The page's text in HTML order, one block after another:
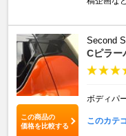
この商品の
価格を比較する
Second
Cピラー
ボディパ
このカテ